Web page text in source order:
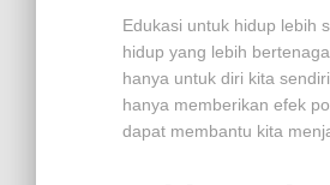
Edukasi untuk hidup lebih
hidup yang lebih
hanya untuk diri kita
hanya memberikan efek
dapat membantu kita